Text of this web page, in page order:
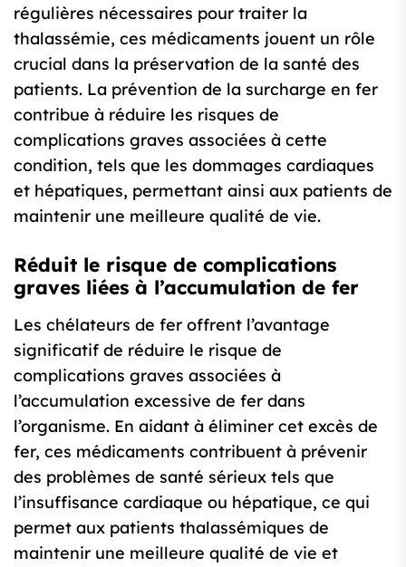
régulières nécessaires pour traiter la
thalassémie, ces médicaments jouent un rôle
crucial dans la préservation de la santé des
patients. La prévention de la surcharge en fer
contribue à réduire les risques de
complications graves associées à cette
condition, tels que les dommages cardiaques
et hépatiques, permettant ainsi aux patients de
maintenir une meilleure qualité de vie.
Réduit le risque de complications
graves liées à l’accumulation de fer
Les chélateurs de fer offrent l’avantage
significatif de réduire le risque de
complications graves associées à
l’accumulation excessive de fer dans
l’organisme. En aidant à éliminer cet excès de
fer, ces médicaments contribuent à prévenir
des problèmes de santé sérieux tels que
l’insuffisance cardiaque ou hépatique, ce qui
permet aux patients thalassémiques de
maintenir une meilleure qualité de vie et